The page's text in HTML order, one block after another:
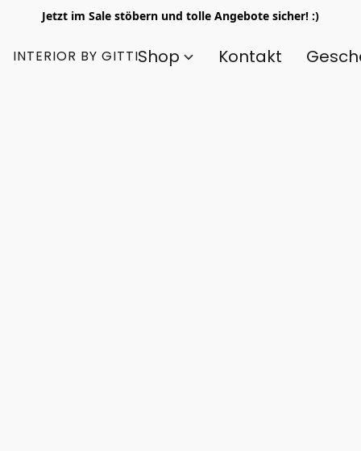
Jetzt im Sale stöbern und tolle Angebote sicher! :)
INTERIOR BY GITTIShop Kontakt